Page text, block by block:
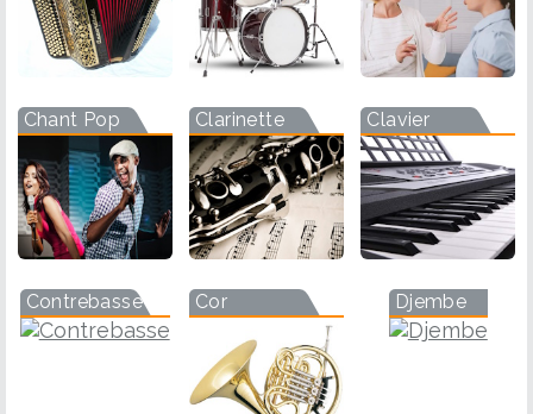
Chant Pop Clarinette Clavier
Contrebasse Cor Djembe